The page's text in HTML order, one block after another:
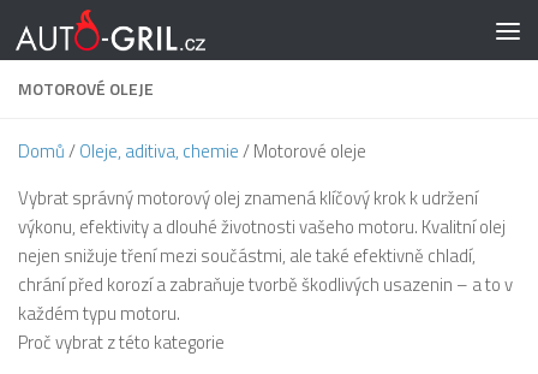
Skip to content
MOTOROVÉ OLEJE
Domů/Oleje, aditiva, chemie/ Motorové oleje
Vybrat správný motorový olej znamená klíčový krok k udržení
výkonu, efektivity a dlouhé životnosti vašeho motoru. Kvalitní olej
nejen snižuje tření mezi součástmi, ale také efektivně chladí,
chrání před korozí a zabraňuje tvorbě škodlivých usazenin – a to v
každém typu motoru.
Proč vybrat z této kategorie